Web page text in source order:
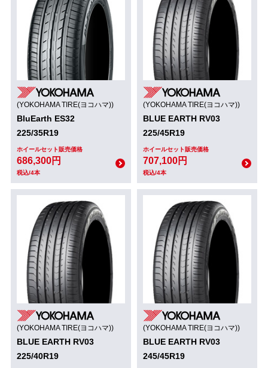
(YOKOHAMA TIRE(ヨコハマ))
BluEarth ES32
225/35R19
ホイールセット販売価格
686,300円
税込/4本
(YOKOHAMA TIRE(ヨコハマ))
BLUE EARTH RV03
225/45R19
ホイールセット販売価格
707,100円
税込/4本
(YOKOHAMA TIRE(ヨコハマ))
BLUE EARTH RV03
225/40R19
(YOKOHAMA TIRE(ヨコハマ))
BLUE EARTH RV03
245/45R19